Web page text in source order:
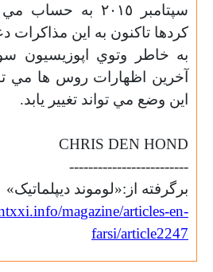
سپتامبر ٢٠١٥ به
کردها تاکنون به اين مذاکرات
به خاطر وتوي اپوزيسيون
آخرين اظهارات روس ها مي
اين وضع مي تواند تغيير يابد.
CHRIS DEN HOND
-------------------------
برگرفته از:«لوموند دیپلماتیک»
magazine/articles-en-
farsi/article2247